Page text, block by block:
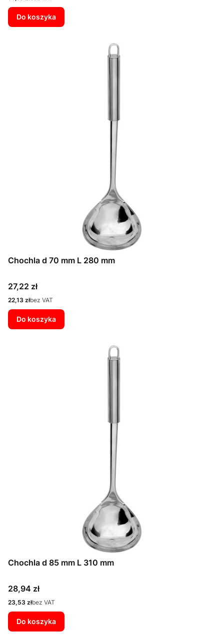
Do koszyka
Chochla d 70 mm L 280 mm
Cena
27,22 zł
Cena
22,13 złbez VAT
Do koszyka
Chochla d 85 mm L 310 mm
Cena
28,94 zł
Cena
23,53 złbez VAT
Do koszyka